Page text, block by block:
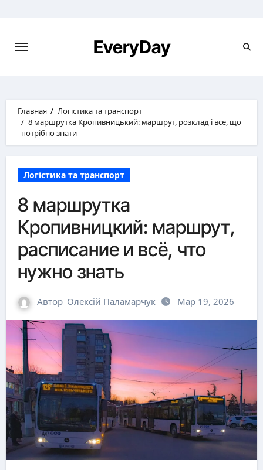
EveryDay
Главная
Логістика та транспорт
8 маршрутка Кропивницький: маршрут, розклад і все, що
потрібно знати
Логістика та транспорт
8 маршрутка
Кропивницкий: маршрут,
расписание и всё, что
нужно знать
Автор Олексій Паламарчук Мар 19, 2026